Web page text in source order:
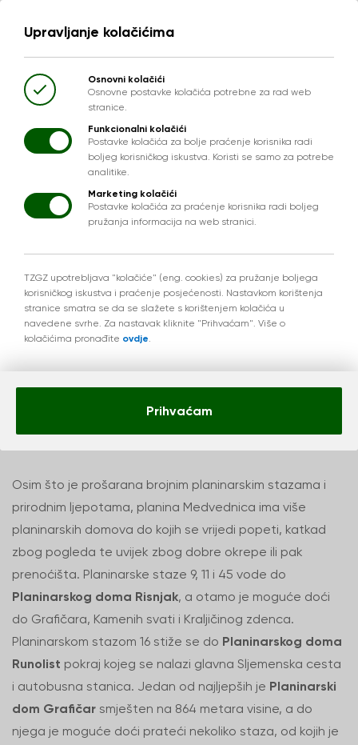
Planinarski domovi
Medvednice
Osim što je prošarana brojnim planinarskim stazama i
prirodnim ljepotama, planina Medvednica ima više
planinarskih domova do kojih se vrijedi popeti, katkad
zbog pogleda te uvijek zbog dobre okrepe ili pak
prenoćišta. Planinarske staze 9, 11 i 45 vode do
Planinarskog doma Risnjak, a otamo je moguće doći
do Grafičara, Kamenih svati i Kraljičinog zdenca.
Planinarskom stazom 16 stiže se do Planinarskog doma
Runolist pokraj kojeg se nalazi glavna Sljemenska cesta
i autobusna stanica. Jedan od najljepših je Planinarski
dom Grafičar smješten na 864 metara visine, a do
njega je moguće doći prateći nekoliko staza, od kojih je
Upravljanje kolačićima
Osnovni kolačići
Osnovne postavke kolačića potrebne za rad web
stranice.
Funkcionalni kolačići
Postavke kolačića za bolje praćenje korisnika radi
boljeg korisničkog iskustva. Koristi se samo za potrebe
analitike.
Marketing kolačići
Postavke kolačića za praćenje korisnika radi boljeg
pružanja informacija na web stranici.
TZGZ upotrebljava "kolačiće" (eng. cookies) za pružanje boljega
korisničkog iskustva i praćenje posjećenosti. Nastavkom korištenja
stranice smatra se da se slažete s korištenjem kolačića u
navedene svrhe. Za nastavak kliknite "Prihvaćam". Više o
kolačićima pronađite ovdje.
Prihvaćam